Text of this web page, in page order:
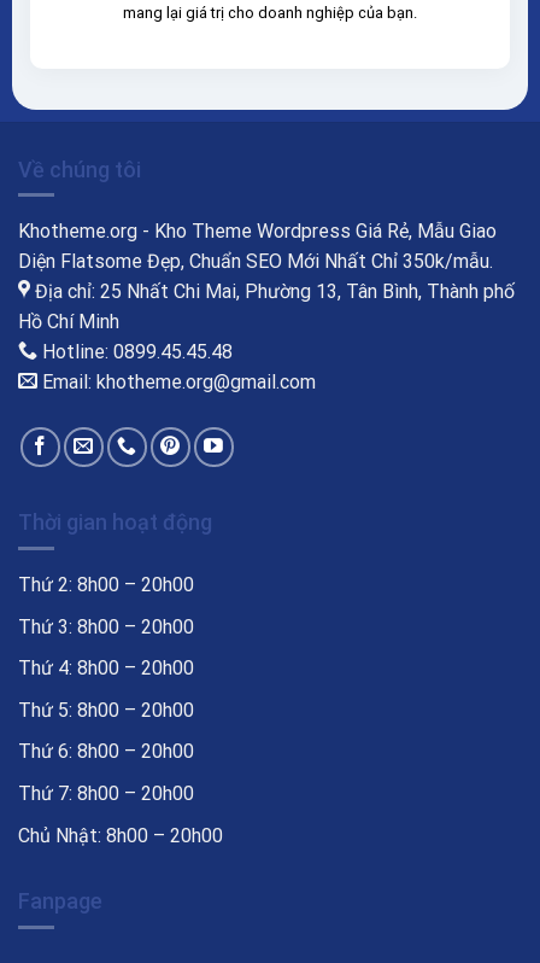
mang lại giá trị cho doanh nghiệp của bạn.
Về chúng tôi
Khotheme.org - Kho Theme Wordpress Giá Rẻ, Mẫu Giao
Diện Flatsome Đẹp, Chuẩn SEO Mới Nhất Chỉ 350k/mẫu.
Địa chỉ: 25 Nhất Chi Mai, Phường 13, Tân Bình, Thành phố
Hồ Chí Minh
Hotline: 0899.45.45.48
Email: khotheme.org@gmail.com
Thời gian hoạt động
Thứ 2: 8h00 – 20h00
Thứ 3: 8h00 – 20h00
Thứ 4: 8h00 – 20h00
Thứ 5: 8h00 – 20h00
Thứ 6: 8h00 – 20h00
Thứ 7: 8h00 – 20h00
Chủ Nhật: 8h00 – 20h00
Fanpage